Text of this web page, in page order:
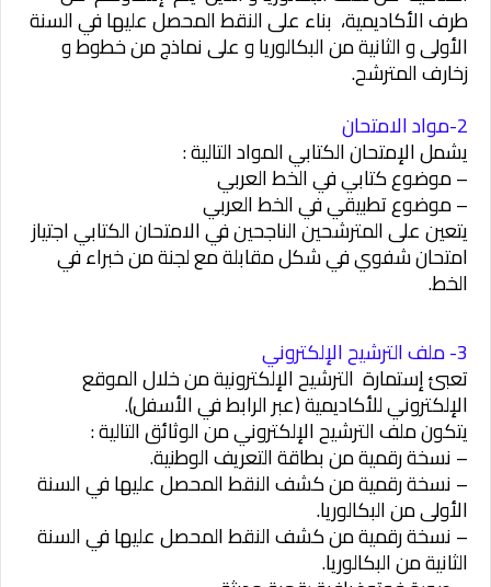
طرف الأكاديمية، بناء على النقط المحصل عليها في السنة
الأولى و الثانية من البكالوريا و على نماذج من خطوط و
زخارف المترشح.
2-مواد الامتحان
يشمل الإمتحان الكتابي المواد التالية :
– موضوع كتابي في الخط العربي
– موضوع تطبيقي في الخط العربي
يتعين على المترشحين الناجحين في الامتحان الكتابي اجتياز
امتحان شفوي في شكل مقابلة مع لجنة من خبراء في
الخط.
3- ملف الترشيح الإلكتروني
تعبئ إستمارة الترشيح الإلكترونية من خلال الموقع
الإلكتروني للأكاديمية (عبر الرابط في الأسفل).
يتكون ملف الترشيح الإلكتروني من الوثائق التالية :
– نسخة رقمية من بطاقة التعريف الوطنية.
– نسخة رقمية من كشف النقط المحصل عليها في السنة
الأولى من البكالوريا.
– نسخة رقمية من كشف النقط المحصل عليها في السنة
الثانية من البكالوريا.